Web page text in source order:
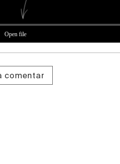
Open file
comentar